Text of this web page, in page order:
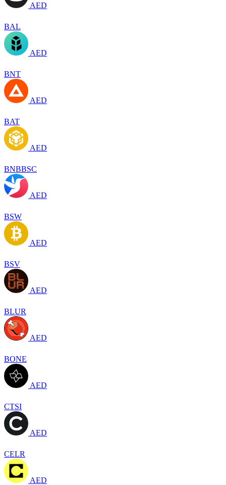
AED
BAL
AED
BNT
AED
BAT
AED
BNBBSC
AED
BSW
AED
BSV
AED
BLUR
AED
BONE
AED
CTSI
AED
CELR
AED